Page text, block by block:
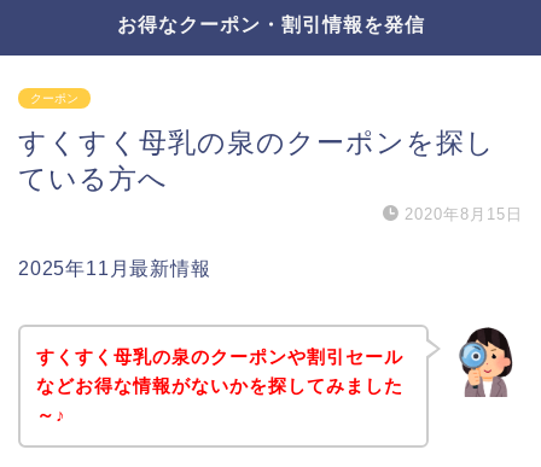
お得なクーポン・割引情報を発信
クーポン
すくすく母乳の泉のクーポンを探し
ている方へ
2020年8月15日
2025年11月最新情報
すくすく母乳の泉のクーポンや割引セール
などお得な情報がないかを探してみました
～♪